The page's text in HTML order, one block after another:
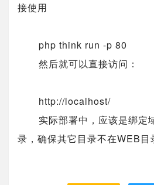
接使用
php think run -p 80
然后就可以直接访问：
http://localhost/
实际部署中，应该是绑定
录，确保其它目录不在WEB目